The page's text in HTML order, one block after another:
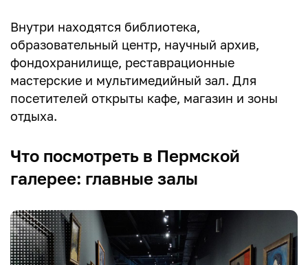
Внутри находятся библиотека,
образовательный центр, научный архив,
фондохранилище, реставрационные
мастерские и мультимедийный зал. Для
посетителей открыты кафе, магазин и зоны
отдыха.
Что посмотреть в Пермской
галерее: главные залы